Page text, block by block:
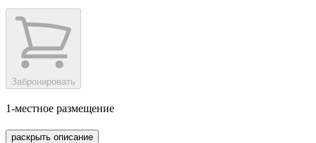
Забронировать
1-местное размещение
раскрыть описание